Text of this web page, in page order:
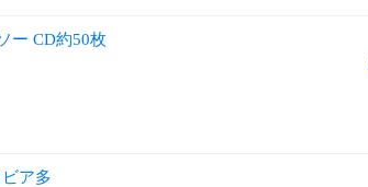
ー CD約50枚
ア多